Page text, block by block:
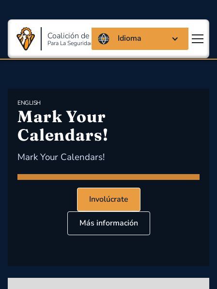
Coalición de Massachusetts
Para La Seguridad Y Salud En El Trabajo
Idioma
ENGLISH
Mark Your
Calendars!
Mark Your Calendars!
Involúcrate
Más información